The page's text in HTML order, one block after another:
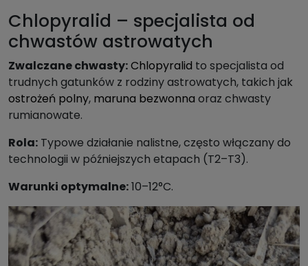
Chlopyralid – specjalista od
chwastów astrowatych
Zwalczane chwasty:Chlopyralid to specjalista od
trudnych gatunków z rodziny astrowatych, takich jak
ostrożeń polny, maruna bezwonna oraz chwasty
rumianowate.
Rola: Typowe działanie nalistne, często włączany do
technologii w późniejszych etapach (T2–T3).
Warunki optymalne:10–12°C.